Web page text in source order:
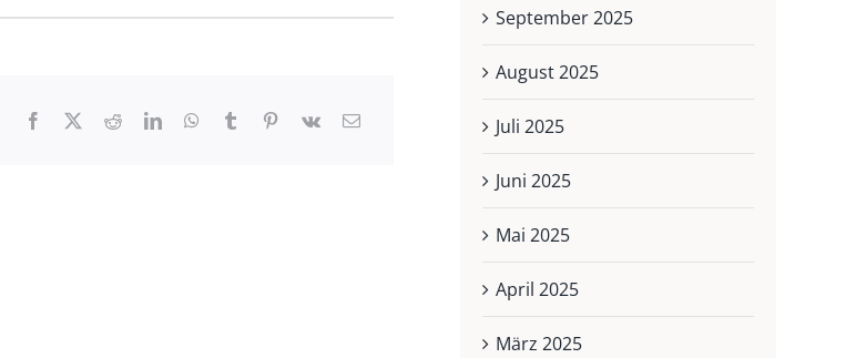
September 2025
August 2025
Juli 2025
Juni 2025
Mai 2025
April 2025
März 2025